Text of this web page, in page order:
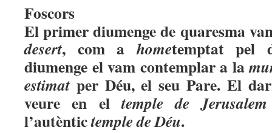
Foscors
El primer diumenge de quaresma
desert, com ahometemptat pel
diumenge el vam contemplar a la
estimat per Déu, el seu Pare. El
veure en eltemple de
l’autèntictemple de Déu.